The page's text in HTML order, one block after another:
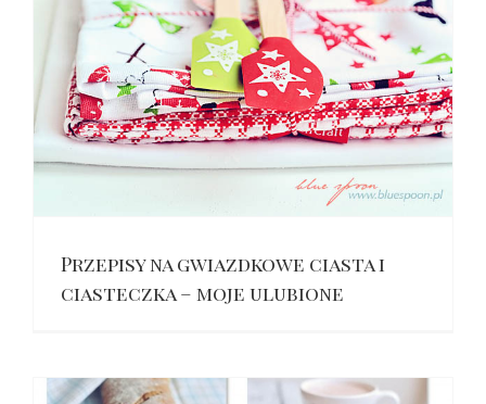
Przepisy na gwiazdkowe ciasta i
ciasteczka – moje ulubione